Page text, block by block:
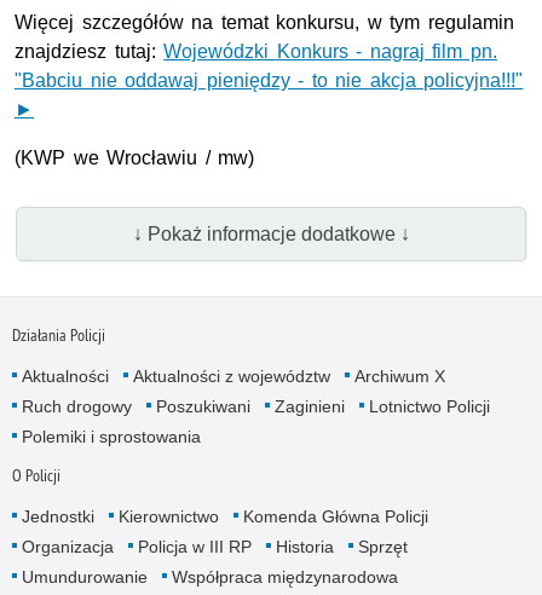
Więcej szczegółów na temat konkursu, w tym regulamin
znajdziesz tutaj:Wojewódzki Konkurs - nagraj film pn.
"Babciu nie oddawaj pieniędzy - to nie akcja policyjna!!!"
►
(KWP we Wrocławiu / mw)
↓ Pokaż informacje dodatkowe ↓
Działania Policji
Aktualności Aktualności z województw
Archiwum X
Ruch drogowy
Poszukiwani Zaginieni
Lotnictwo Policji
Polemiki i sprostowania
O Policji
Jednostki Kierownictwo
Komenda Główna Policji
Organizacja
Policja w III RP Historia
Sprzęt
Umundurowanie
Współpraca międzynarodowa